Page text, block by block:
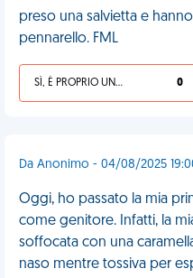
preso una salvietta e
pennarello. FML
SÌ, È PROPRIO UNA VDM! 0
Da Anonimo - 04/08/2025
Oggi, ho passato la mia
come genitore. Infatti, la
soffocata con una
naso mentre tossiva per